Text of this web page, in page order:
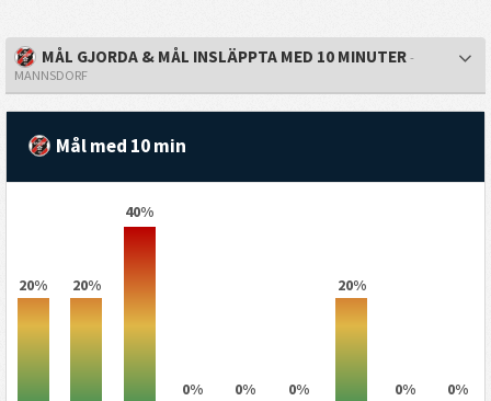
MÅL GJORDA & MÅL INSLÄPPTA MED 10 MINUTER -
MANNSDORF
Mål med 10 min
20% 20%
40%
0% 0% 0%
20%
0% 0%